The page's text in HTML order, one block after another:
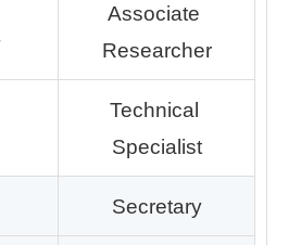
Associate
Researcher
Technical
Specialist
Secretary